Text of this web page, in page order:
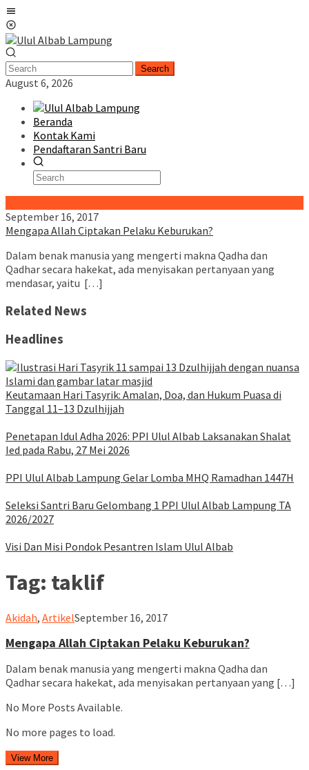
Skip
to
content
Search
August 6, 2026
Beranda
Kontak Kami
Pendaftaran Santri Baru
September 16, 2017
Mengapa Allah Ciptakan Pelaku Keburukan?
Dalam benak manusia yang mengerti makna Qadha dan
Qadhar secara hakekat, ada menyisakan pertanyaan yang
mendasar, yaitu […]
Related News
Headlines
Keutamaan Hari Tasyrik: Amalan, Doa, dan Hukum Puasa di
Tanggal 11–13 Dzulhijjah
Penetapan Idul Adha 2026: PPI Ulul Albab Laksanakan Shalat
Ied pada Rabu, 27 Mei 2026
PPI Ulul Albab Lampung Gelar Lomba MHQ Ramadhan 1447H
Seleksi Santri Baru Gelombang 1 PPI Ulul Albab Lampung TA
2026/2027
Visi Dan Misi Pondok Pesantren Islam Ulul Albab
Tag: taklif
Akidah, Artikelululalbablampung
September 16, 2017
Mengapa Allah Ciptakan Pelaku Keburukan?
Dalam benak manusia yang mengerti makna Qadha dan
Qadhar secara hakekat, ada menyisakan pertanyaan yang […]
No More Posts Available.
No more pages to load.
View More